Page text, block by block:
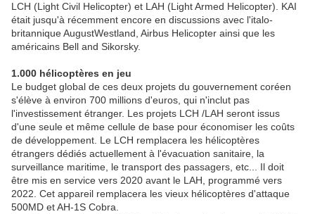
LCH (Light Civil Helicopter) et LAH (Light Armed Helicopter). KAI
était jusqu'à récemment encore en discussions avec l'italo-
britannique AugustWestland, Airbus Helicopter ainsi que les
américains Bell and Sikorsky.
1.000 hélicoptères en jeu
Le budget global de ces deux projets du gouvernement coréen
s'élève à environ 700 millions d'euros, qui n'inclut pas
l'investissement étranger. Les projets LCH /LAH seront issus
d'une seule et même cellule de base pour économiser les coûts
de développement. Le LCH remplacera les hélicoptères
étrangers dédiés actuellement à l'évacuation sanitaire, la
surveillance maritime, le transport des passagers, etc... Il doit
être mis en service vers 2020 avant le LAH, programmé vers
2022. Cet appareil remplacera les vieux hélicoptères d'attaque
500MD et AH-1S Cobra.